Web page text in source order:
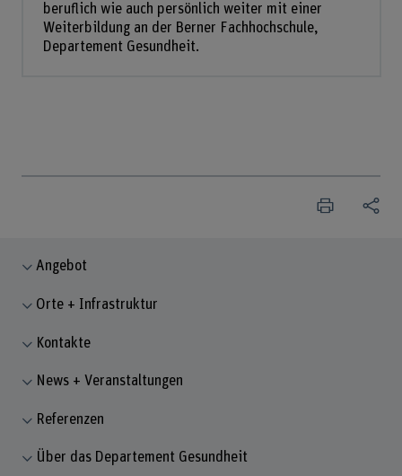
beruflich wie auch persönlich weiter mit einer
Weiterbildung an der Berner Fachhochschule,
Departement Gesundheit.
Angebot
Orte + Infrastruktur
Kontakte
News + Veranstaltungen
Referenzen
Über das Departement Gesundheit